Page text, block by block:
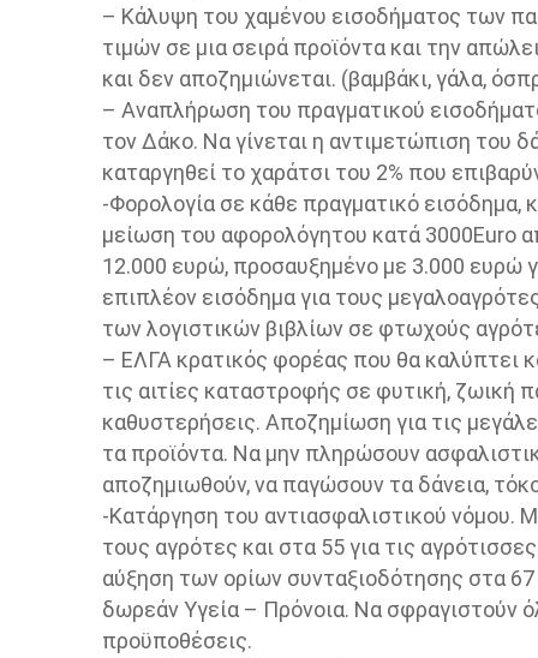
– Κάλυψη του χαμένου εισοδήματος των
τιμών σε μια σειρά προϊόντα και την
και δεν αποζημιώνεται. (βαμβάκι, γάλα,
– Αναπλήρωση του πραγματικού
τον Δάκο. Να γίνεται η αντιμετώπιση του
καταργηθεί το χαράτσι του 2% που
-Φορολογία σε κάθε πραγματικό εισόδημα,
μείωση του αφορολόγητου κατά 3000Euro
12.000 ευρώ, προσαυξημένο με 3.000 ευρώ
επιπλέον εισόδημα για τους
των λογιστικών βιβλίων σε φτωχούς
– ΕΛΓΑ κρατικός φορέας που θα καλύπτει
τις αιτίες καταστροφής σε φυτική, ζωική
καθυστερήσεις. Αποζημίωση για τις
τα προϊόντα. Να μην πληρώσουν
αποζημιωθούν, να παγώσουν τα δάνεια,
-Κατάργηση του αντιασφαλιστικού νόμου.
τους αγρότες και στα 55 για τις
αύξηση των ορίων συνταξιοδότησης στα
δωρεάν Υγεία – Πρόνοια. Να σφραγιστούν
προϋποθέσεις.